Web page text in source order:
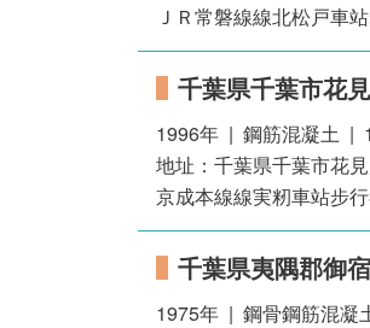
ＪＲ常磐線線北松戸車
千葉県千葉市花
1996年 | 鋼筋混凝土 |
地址：千葉県千葉市花
京成本線線実籾車站步
千葉県夷隅郡御
1975年 | 鋼骨鋼筋混凝